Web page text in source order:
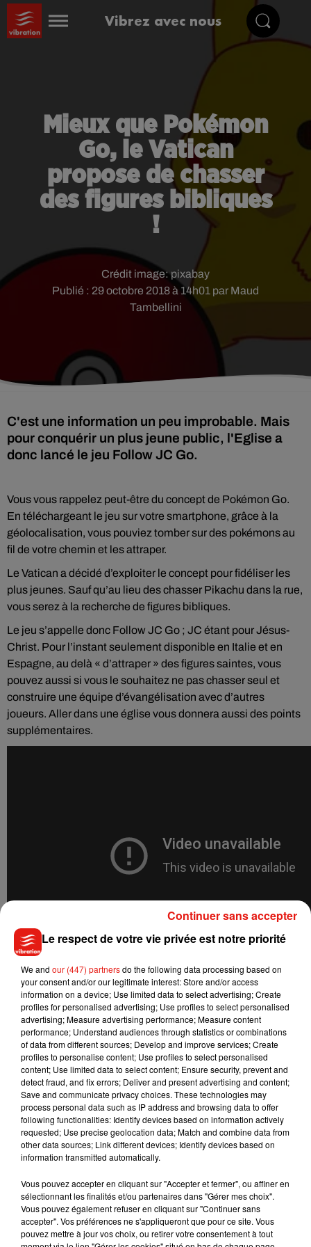
Vibrez avec nous
Mieux que Pokémon
Go, le Vatican
propose de chasser
des figures bibliques
!
Publié : 29 octobre 2018 à 14h01 par Maud
Tambellini
Crédit image:pixabay
C'est une information un peu improbable. Mais
pour conquérir un plus jeune public, l'Eglise a
donc lancé le jeu Follow JC Go.
Vous vous rappelez peut-être du concept de Pokémon Go.
En téléchargeant le jeu sur votre smartphone, grâce à la
géolocalisation, vous pouviez tomber sur des pokémons au
fil de votre chemin et les attraper.
Le Vatican a décidé d’exploiter le concept pour fidéliser les
plus jeunes. Sauf qu’au lieu des chasser Pikachu dans la rue,
vous serez à la recherche de figures bibliques.
Le jeu s’appelle donc Follow JC Go ; JC étant pour Jésus-
Christ. Pour l’instant seulement disponible en Italie et en
Espagne, au delà « d’attraper » des figures saintes, vous
pouvez aussi si vous le souhaitez ne pas chasser seul et
construire une équipe d’évangélisation avec d’autres
joueurs. Aller dans une église vous donnera aussi des points
supplémentaires.
Il a fallu deux ans de travail pour aboutir à la conception du
jeu qui aurait coûté tout de même 500 000 dollars en
développement.
Musique
5 août 2026
Benny Blanco invite Selena Gomez et
Becky G sur son nouveau single
Tiny Desk invite Charlie Puth pour une
live session solaire
Le respect de votre vie privée est notre priorité
We and our (447) partnersdo the following data processing based on
your consent and/or our legitimate interest: Store and/or access
information on a device; Use limited data to select advertising; Create
profiles for personalised advertising; Use profiles to select personalised
advertising; Measure advertising performance; Measure content
performance; Understand audiences through statistics or combinations
of data from different sources; Develop and improve services; Create
profiles to personalise content; Use profiles to select personalised
content; Use limited data to select content; Ensure security, prevent and
detect fraud, and fix errors; Deliver and present advertising and content;
Save and communicate privacy choices. These technologies may
process personal data such as IP address and browsing data to offer
following functionalities: Identify devices based on information actively
requested; Use precise geolocation data; Match and combine data from
other data sources; Link different devices; Identify devices based on
information transmitted automatically.
Vous pouvez accepter en cliquant sur "Accepter et fermer", ou affiner en
sélectionnant les finalités et/ou partenaires dans "Gérer mes choix".
Vous pouvez également refuser en cliquant sur "Continuer sans
accepter". Vos préférences ne s'appliqueront que pour ce site. Vous
pouvez mettre à jour vos choix, ou retirer votre consentement à tout
Continuer sans accepter